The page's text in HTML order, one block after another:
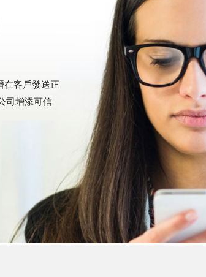
客戶發送正
司增添可信